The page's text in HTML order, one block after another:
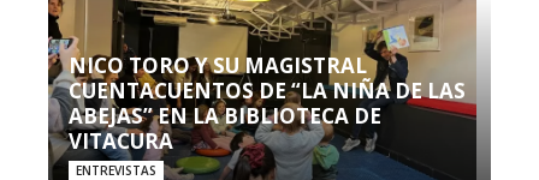
NICO TORO Y SU MAGISTRAL
CUENTACUENTOS DE “LA NIÑA DE LAS
ABEJAS” EN LA BIBLIOTECA DE
VITACURA
ENTREVISTAS